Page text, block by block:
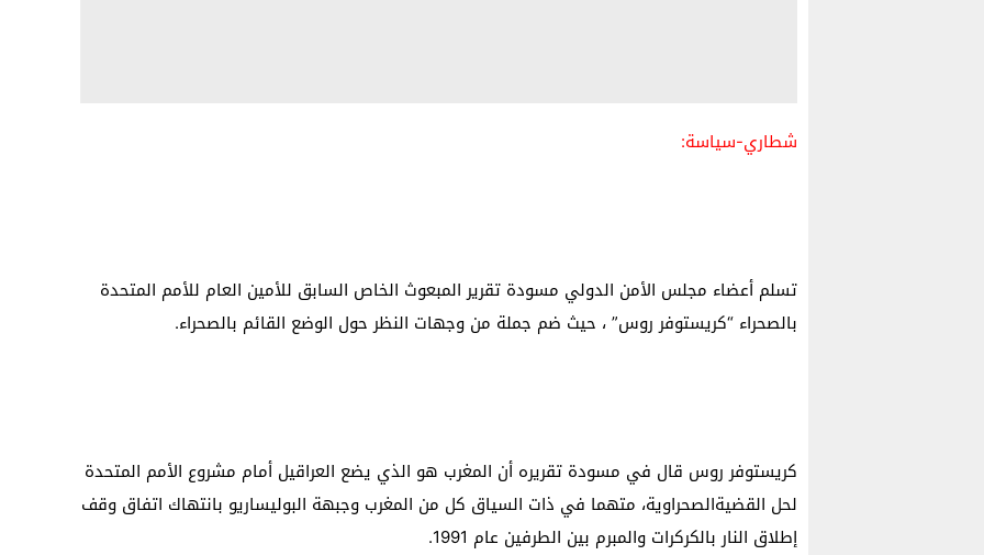
شطاري-سياسة:
تسلم أعضاء مجلس الأمن الدولي مسودة تقرير المبعوث الخاص السابق للأمين العام للأمم المتحدة
بالصحراء “كريستوفر روس” ، حيث ضم جملة من وجهات النظر حول الوضع القائم بالصحراء.
كريستوفر روس قال في مسودة تقريره أن المغرب هو الذي يضع العراقيل أمام مشروع الأمم المتحدة
لحل القضيةالصحراوية، متهما في ذات السياق كل من المغرب وجبهة البوليساريو بانتهاك اتفاق وقف
إطلاق النار بالكركرات والمبرم بين الطرفين عام 1991.